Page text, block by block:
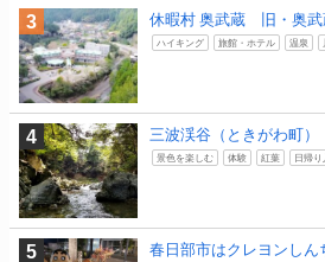
休暇村 奥武蔵 旧・奥武
ハイキング 旅館・ホテル 温泉
三波渓谷（ときがわ町）
景色を楽しむ 体験 紅葉 日帰り
春日部市はクレヨンし